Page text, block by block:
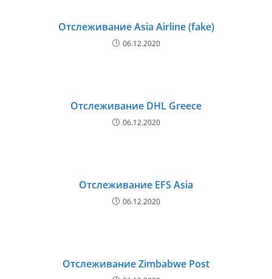
Отслеживание Asia Airline (fake)
06.12.2020
Отслеживание DHL Greece
06.12.2020
Отслеживание EFS Asia
06.12.2020
Отслеживание Zimbabwe Post